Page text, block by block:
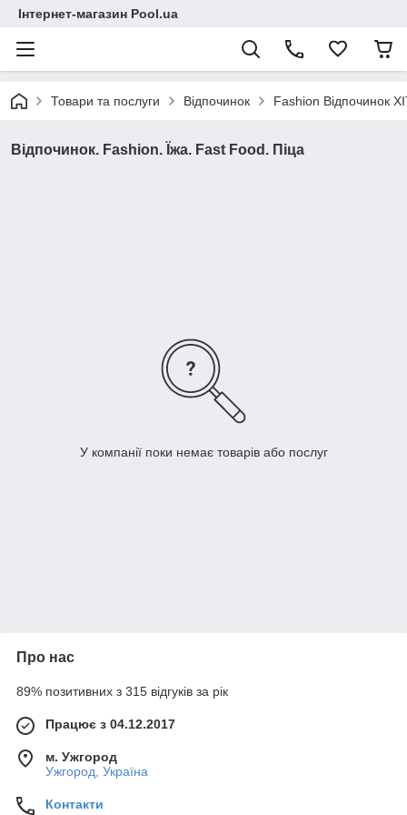
Інтернет-магазин Pool.ua
Товари та послуги Відпочинок Fashion Відпочинок
Відпочинок. Fashion. Їжа. Fast Food. Піца
У компанії поки немає товарів або послуг
Про нас
89% позитивних з 315 відгуків за рік
Працює з 04.12.2017
м. Ужгород
Ужгород, Україна
Контакти